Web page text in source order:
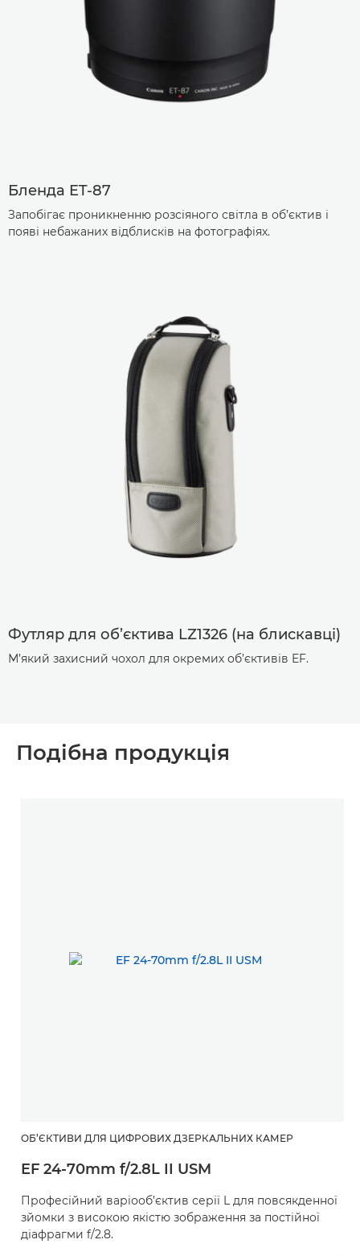
Бленда ET-87
Запобігає проникненню розсіяного світла в об’єктив і
появі небажаних відблисків на фотографіях.
Футляр для об’єктива LZ1326 (на блискавці)
М’який захисний чохол для окремих об’єктивів EF.
Подібна продукція
ОБ’ЄКТИВИ ДЛЯ ЦИФРОВИХ ДЗЕРКАЛЬНИХ КАМЕР
EF 24-70mm f/2.8L II USM
Професійний варіооб’єктив серії L для повсякденної
зйомки з високою якістю зображення за постійної
діафрагми f/2.8.